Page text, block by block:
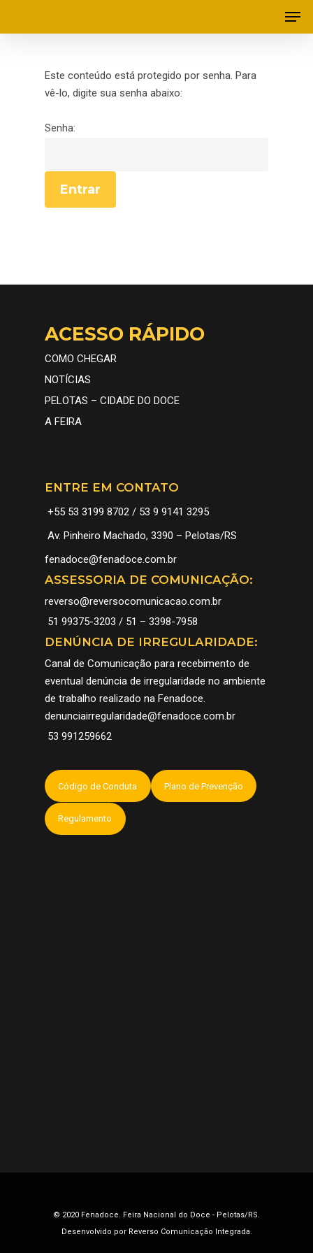
Este conteúdo está protegido por senha. Para
vê-lo, digite sua senha abaixo:
Senha:
ACESSO RÁPIDO
COMO CHEGAR
NOTÍCIAS
PELOTAS – CIDADE DO DOCE
A FEIRA
ENTRE EM CONTATO
+55 53 3199 8702 / 53 9 9141 3295
Av. Pinheiro Machado, 3390 – Pelotas/RS
fenadoce@fenadoce.com.br
ASSESSORIA DE COMUNICAÇÃO:
reverso@reversocomunicacao.com.br
51 99375-3203 / 51 – 3398-7958
DENÚNCIA DE IRREGULARIDADE:
Canal de Comunicação para recebimento de
eventual denúncia de irregularidade no ambiente
de trabalho realizado na Fenadoce.
denunciairregularidade@fenadoce.com.br
53 991259662
Código de Conduta Plano de Prevenção
Regulamento
© 2020 Fenadoce. Feira Nacional do Doce - Pelotas/RS.
Desenvolvido por Reverso Comunicação Integrada.
A FEIRA
HISTÓRIA
DOCES
PATRIMÔNIO
CORTE
FENADOCE 2026
PROGRAMAÇÃO
COMO CHEGAR
EXPOSITORES
DOCE
NOTÍCIAS
COMUNICAÇÃO
CADASTRO
FENADOCE
CONTATO
ESPANHOL